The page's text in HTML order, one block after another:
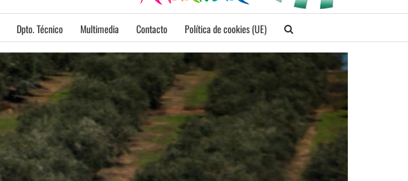
Dpto. Técnico Multimedia Contacto Política de cookies (UE)